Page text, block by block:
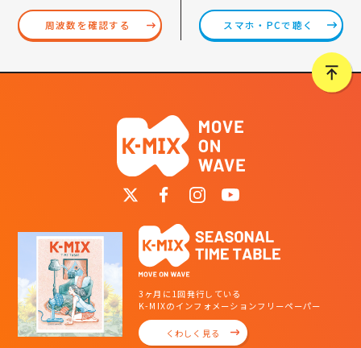
周波数を確認する スマホ・PCで聴く
3ヶ月に1回発行している
K-MIXのインフォメーションフリーペーパー
くわしく見る